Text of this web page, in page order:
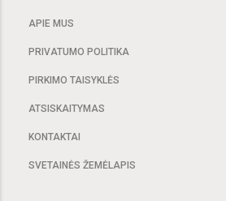
APIE MUS
PRIVATUMO POLITIKA
PIRKIMO TAISYKLĖS
ATSISKAITYMAS
KONTAKTAI
SVETAINĖS ŽEMĖLAPIS